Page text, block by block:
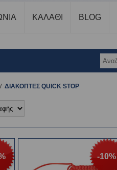
ΚΑΛΑΘΙ BLOG
/ ΔΙΑΚΟΠΤΕΣ QUICK STOP
-10%